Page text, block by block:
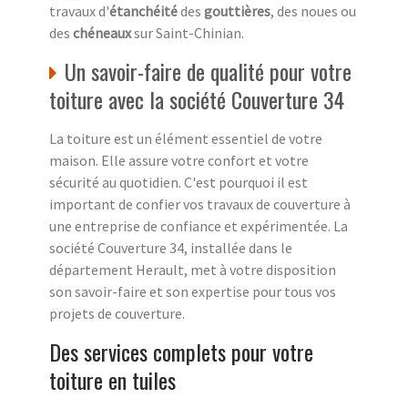
travaux d'étanchéitédes gouttières, des noues ou
des chéneauxsur Saint-Chinian.
Un savoir-faire de qualité pour votre
toiture avec la société Couverture 34
La toiture est un élément essentiel de votre
maison. Elle assure votre confort et votre
sécurité au quotidien. C'est pourquoi il est
important de confier vos travaux de couverture à
une entreprise de confiance et expérimentée. La
société Couverture 34, installée dans le
département Herault, met à votre disposition
son savoir-faire et son expertise pour tous vos
projets de couverture.
Des services complets pour votre
toiture en tuiles